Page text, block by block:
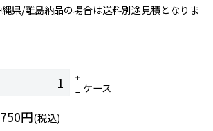
県/離島納品の場合は送料別途見積となりま
ケース
円(税込)